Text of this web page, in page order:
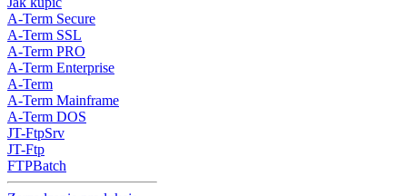
A-Term Secure
A-Term SSL
A-Term PRO
A-Term Enterprise
A-Term
A-Term Mainframe
A-Term DOS
JT-FtpSrv
JT-Ftp
FTPBatch